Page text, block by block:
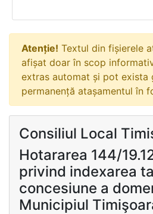
Atenție! Textul din fișierele
afișat doar în scop
extras automat și pot exista
permanență atașamentul în
Consiliul Local
Hotararea 144/
privind indexarea
concesiune a
Municipiul